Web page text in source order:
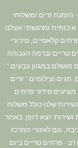
הזמנת זרים ומשלוחי
ומרגשת? אצלנו
קלאסיים, סידורי
טריים וברמה הגבוהה
מושלם במגוון צבעים *
חגים וצילומים * זרים
סידור פרחים
שלנו כולל משלוח
יוצא דופן. באתר
וגם לאזורי המרכז.
רב - פרחים טריים ביום